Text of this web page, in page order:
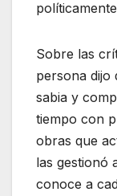
Sobre las
persona dijo
sabia y
tiempo con
obras que
las gestionó
conoce a